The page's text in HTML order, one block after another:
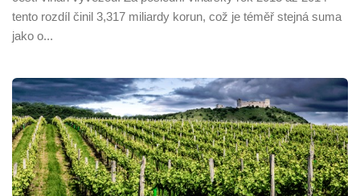
tento rozdíl činil 3,317 miliardy korun, což je téměř stejná suma
jako o...